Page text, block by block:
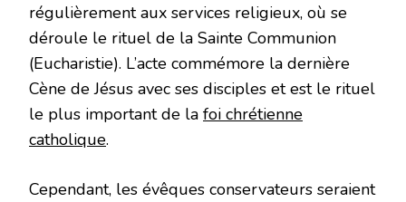
régulièrement aux services religieux, où se
déroule le rituel de la Sainte Communion
(Eucharistie). L’acte commémore la dernière
Cène de Jésus avec ses disciples et est le rituel
le plus important de la foi chrétienne
catholique.
Cependant, les évêques conservateurs seraient